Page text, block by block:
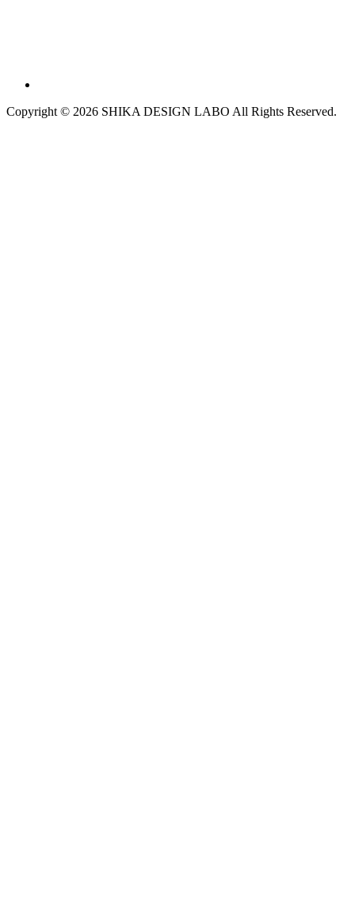
Copyright © 2026 SHIKA DESIGN LABO All Rights Reserved.